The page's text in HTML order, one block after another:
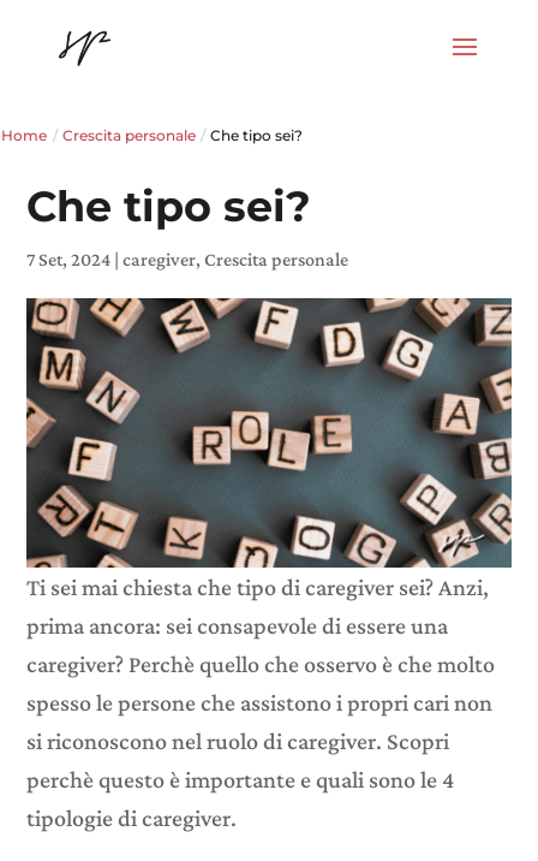
Home / Crescita personale / Che tipo sei?
Che tipo sei?
7 Set, 2024 |caregiver,Crescita personale
Ti sei mai chiesta che tipo di caregiver sei? Anzi,
prima ancora: sei consapevole di essere una
caregiver? Perchè quello che osservo è che molto
spesso le persone che assistono i propri cari non
si riconoscono nel ruolo di caregiver. Scopri
perchè questo è importante e quali sono le 4
tipologie di caregiver.